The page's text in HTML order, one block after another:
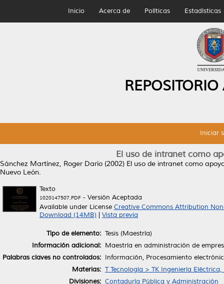
Inicio Acerca de Políticas Estadísticas
Iniciar
El uso de intranet como
Sánchez Martínez, Roger Darío (2002) El uso de intranet como
Nuevo León.
Texto
1020147507.PDF - Versión Aceptada
Available under License Creative Commons Attribution
Download (14MB)
Vista previa
Tipo de elemento: Tesis (Maestría)
Información adicional: Maestría en administración de
Palabras claves no controlados: Información, Procesamiento
Materias: T Tecnología > TK Ingeniería
Divisiones: Contaduría Pública y Administración